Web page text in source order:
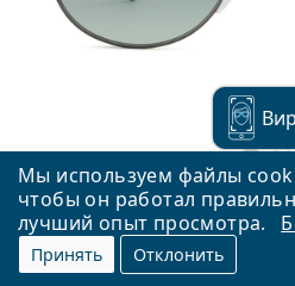
Мы используем файлы
чтобы он работал
лучший опыт просмотра.
Принять Отклонить
Emporio Armani EA